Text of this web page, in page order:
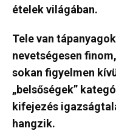
ételek világában.
Tele van
nevetségesen
sokan figyelmen
„belsőségek”
kifejezés
hangzik.